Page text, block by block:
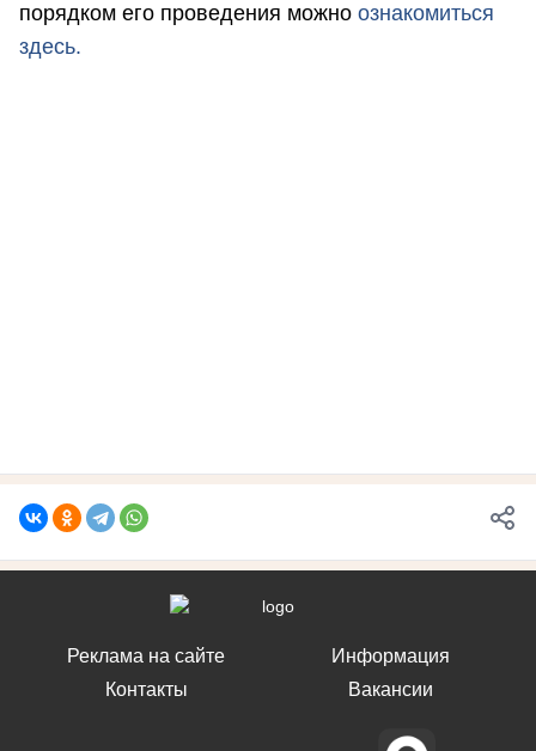
порядком его проведения можно ознакомиться
здесь.
Реклама на сайте
Контакты
Информация
Вакансии